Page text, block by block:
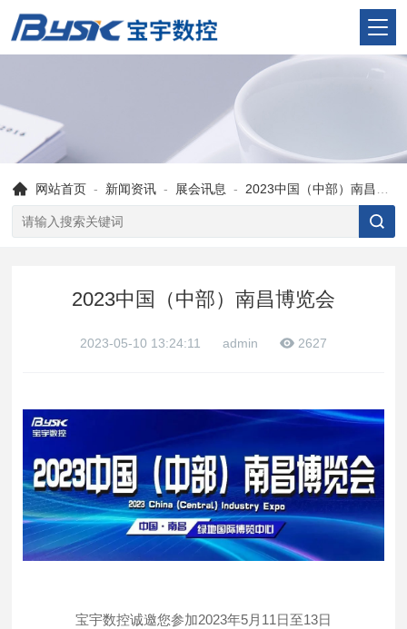
网站首页 - 新闻资讯 - 展会讯息 - 2023中国（中部）南昌博览会
2023中国（中部）南昌博览会
2023-05-10 13:24:11 admin 2627
宝宇数控诚邀您参加2023年5月11日至13日